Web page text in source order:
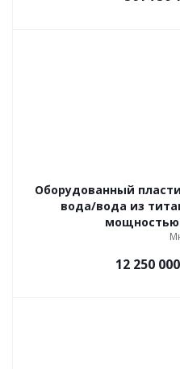
Оборудованный
вода/вода из
мощностью
12 250 000